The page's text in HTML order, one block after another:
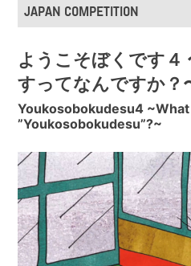
JAPAN COMPETITION
ようこそぼくです４
すってなんですか？
Youkosobokudesu4
”Youkosobokudesu”?~